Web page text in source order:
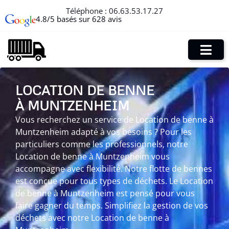
Téléphone : 06.63.53.17.27
4.8/5 basés sur 628 avis
LOCATION DE BENNE
À MUNTZENHEIM
Vous recherchez un service de Location de benne à
Muntzenheim adapté à vos besoins ? Pour les
particuliers comme les professionnels, notre
Location de benne à Muntzenheim vous
accompagne avec flexibilité. Notre flotte de bennes
est conçue pour tous types de déchets. Le Location
de benne à Muntzenheim est pensé pour vous
faire gagner du temps. Simplifiez la gestion de vos
déchets avec notre Location de benne à